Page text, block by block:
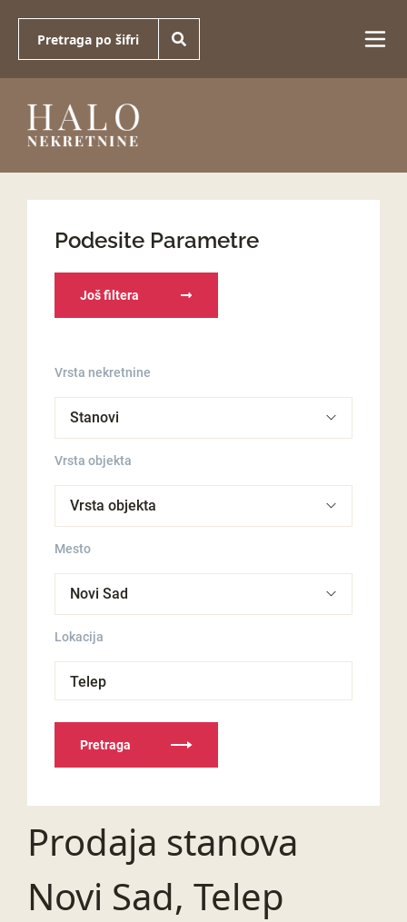
Podesite Parametre
Još filtera
Vrsta nekretnine
Vrsta objekta
Mesto
Lokacija
Telep
Pretraga
Prodaja stanova
Novi Sad, Telep